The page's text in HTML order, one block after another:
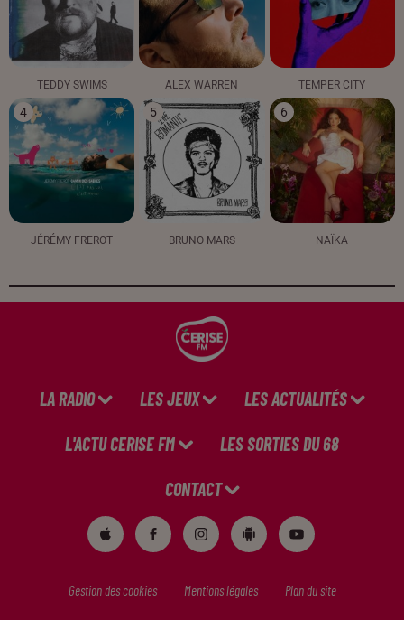
TEDDY SWIMS ALEX WARREN TEMPER CITY
4
JÉRÉMY FREROT
5
BRUNO MARS
6
NAÏKA
LA RADIO LES JEUX LES ACTUALITÉS
L'ACTU CERISE FM LES SORTIES DU 68
CONTACT
Gestion des cookies Mentions légales Plan du site